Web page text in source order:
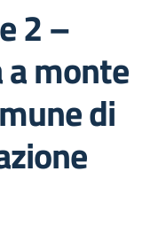
2 –
a monte
di